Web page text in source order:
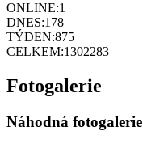
ONLINE:1
DNES:178
TÝDEN:875
CELKEM:1302283
Fotogalerie
Náhodná fotogalerie